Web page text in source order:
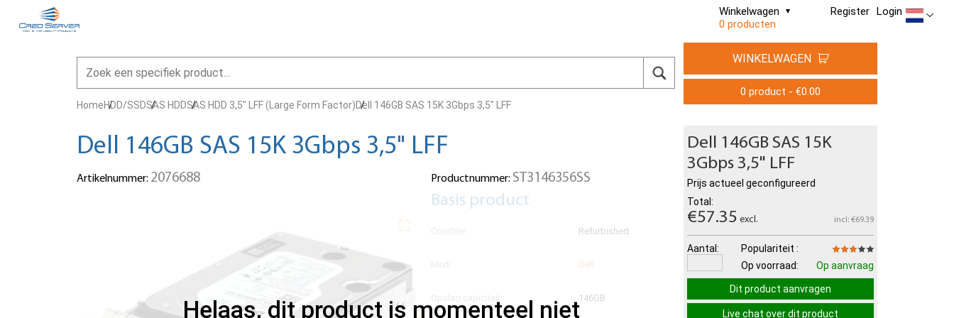
Register Login
Winkelwagen
0 producten
HomeHDD/SSDSAS HDDSAS HDD 3,5" LFF (Large Form Factor)Dell 146GB SAS 15K 3Gbps 3,5" LFF
Dell 146GB SAS 15K 3Gbps 3,5" LFF
Artikelnummer: 2076688 Productnummer: ST3146356SS
Basis product
Refurbished
Dell
146GB
Helaas, dit product is momenteel niet
WINKELWAGEN
0 product - €0.00
Dell 146GB SAS 15K
3Gbps 3,5" LFF
Prijs actueel geconfigureerd
Total:
€57.35 excl. incl: €69.39
Aantal:
Populariteit :
Op voorraad:
Op aanvraag
Dit product aanvragen
Live chat over dit product